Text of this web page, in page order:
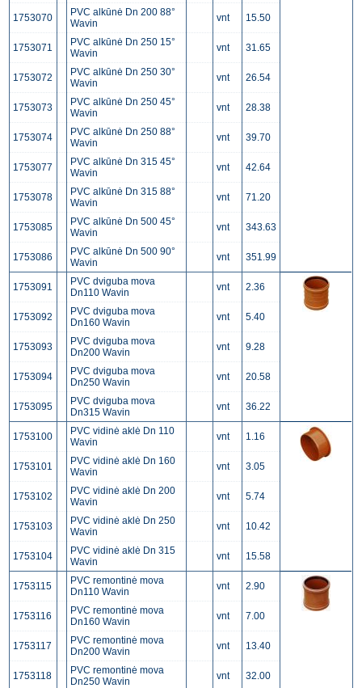
1753070
PVC alkūnė Dn 200 88°
Wavin
vnt 15.50
1753071
PVC alkūnė Dn 250 15°
Wavin
vnt 31.65
1753072
PVC alkūnė Dn 250 30°
Wavin
vnt 26.54
1753073
PVC alkūnė Dn 250 45°
Wavin
vnt 28.38
1753074
PVC alkūnė Dn 250 88°
Wavin
vnt 39.70
1753077
PVC alkūnė Dn 315 45°
Wavin
vnt 42.64
1753078
PVC alkūnė Dn 315 88°
Wavin
vnt 71.20
1753085
PVC alkūnė Dn 500 45°
Wavin
vnt 343.63
1753086
PVC alkūnė Dn 500 90°
Wavin
vnt 351.99
1753091
PVC dviguba mova
Dn110 Wavin
vnt 2.36
1753092
PVC dviguba mova
Dn160 Wavin
vnt 5.40
1753093
PVC dviguba mova
Dn200 Wavin
vnt 9.28
1753094
PVC dviguba mova
Dn250 Wavin
vnt 20.58
1753095
PVC dviguba mova
Dn315 Wavin
vnt 36.22
1753100
PVC vidinė aklė Dn 110
Wavin
vnt 1.16
1753101
PVC vidinė aklė Dn 160
Wavin
vnt 3.05
1753102
PVC vidinė aklė Dn 200
Wavin
vnt 5.74
1753103
PVC vidinė aklė Dn 250
Wavin
vnt 10.42
1753104
PVC vidinė aklė Dn 315
Wavin
vnt 15.58
1753115
PVC remontinė mova
Dn110 Wavin
vnt 2.90
1753116
PVC remontinė mova
Dn160 Wavin
vnt 7.00
1753117
PVC remontinė mova
Dn200 Wavin
vnt 13.40
1753118
PVC remontinė mova
Dn250 Wavin
vnt 32.00